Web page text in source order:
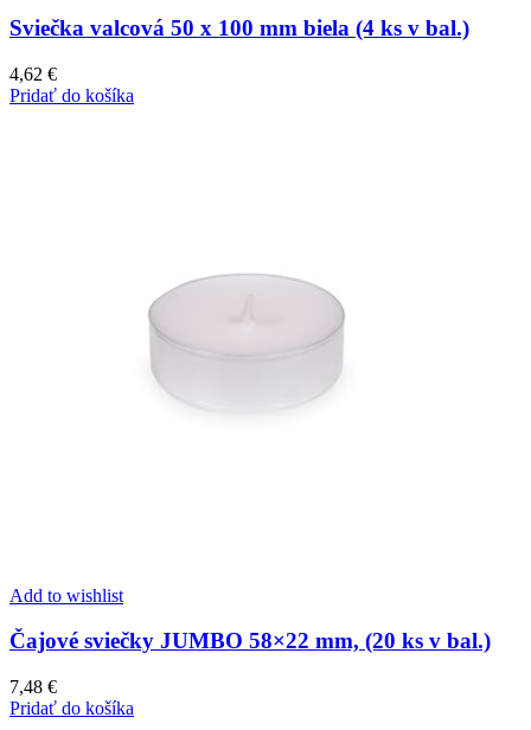
Sviečka valcová 50 x 100 mm biela (4 ks v bal.)
4,62 €
Pridať do košíka
Add to wishlist
Čajové sviečky JUMBO 58×22 mm, (20 ks v bal.)
7,48 €
Pridať do košíka